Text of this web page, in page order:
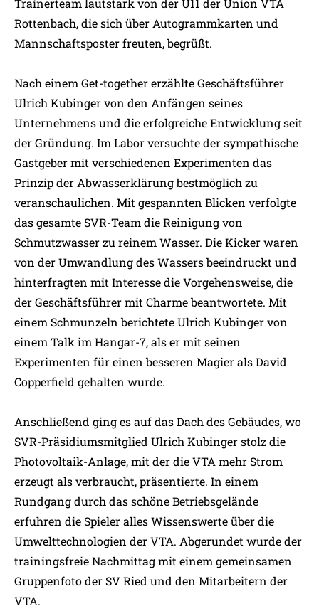
Trainerteam lautstark von der U11 der Union VTA
Rottenbach, die sich über Autogrammkarten und
Mannschaftsposter freuten, begrüßt.
Nach einem Get-together erzählte Geschäftsführer
Ulrich Kubinger von den Anfängen seines
Unternehmens und die erfolgreiche Entwicklung seit
der Gründung. Im Labor versuchte der sympathische
Gastgeber mit verschiedenen Experimenten das
Prinzip der Abwasserklärung bestmöglich zu
veranschaulichen. Mit gespannten Blicken verfolgte
das gesamte SVR-Team die Reinigung von
Schmutzwasser zu reinem Wasser. Die Kicker waren
von der Umwandlung des Wassers beeindruckt und
hinterfragten mit Interesse die Vorgehensweise, die
der Geschäftsführer mit Charme beantwortete. Mit
einem Schmunzeln berichtete Ulrich Kubinger von
einem Talk im Hangar-7, als er mit seinen
Experimenten für einen besseren Magier als David
Copperfield gehalten wurde.
Anschließend ging es auf das Dach des Gebäudes, wo
SVR-Präsidiumsmitglied Ulrich Kubinger stolz die
Photovoltaik-Anlage, mit der die VTA mehr Strom
erzeugt als verbraucht, präsentierte. In einem
Rundgang durch das schöne Betriebsgelände
erfuhren die Spieler alles Wissenswerte über die
Umwelttechnologien der VTA. Abgerundet wurde der
trainingsfreie Nachmittag mit einem gemeinsamen
Gruppenfoto der SV Ried und den Mitarbeitern der
VTA.